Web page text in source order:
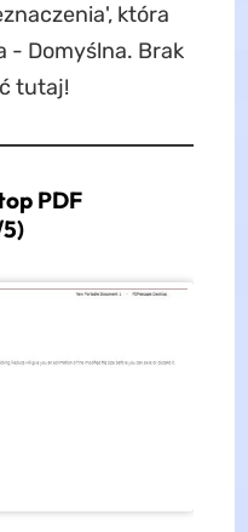
która
- Domyślna. Brak
tutaj!
PDF